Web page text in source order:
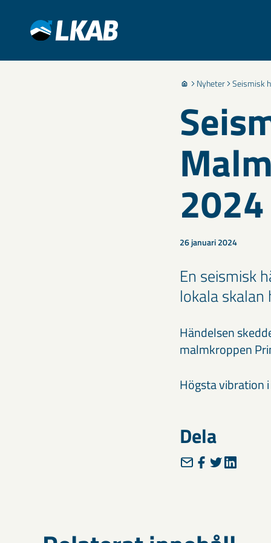
Nyheter Seismisk
2024
26 januari 2024
En seismisk
lokala
Händelsen
malmkroppen
Högsta vibration
Dela